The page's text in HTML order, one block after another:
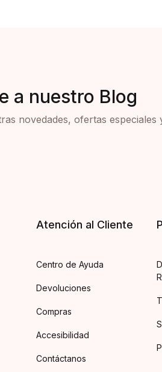
a nuestro Blog
novedades, ofertas especiales
Atención al Cliente
Centro de Ayuda
Devoluciones
Compras
Accesibilidad
Contáctanos